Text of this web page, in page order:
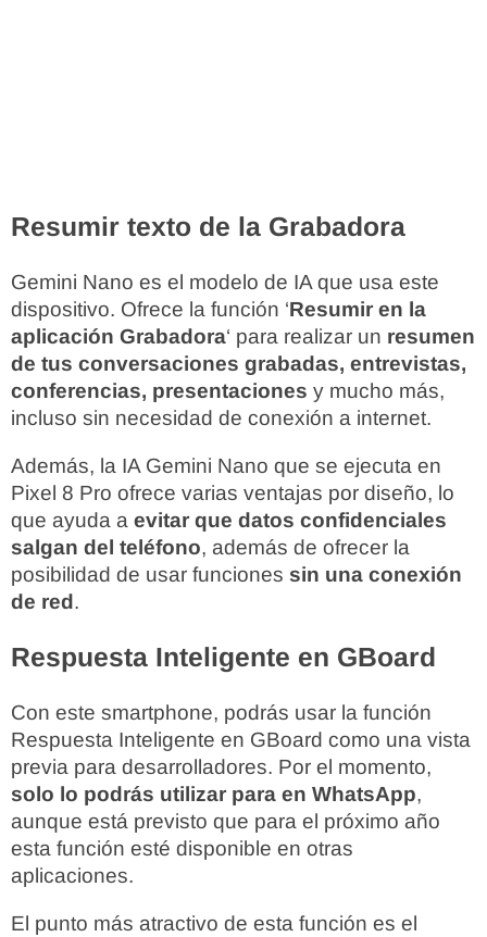
Resumir texto de la Grabadora
Gemini Nano es el modelo de IA que usa este
dispositivo. Ofrece la función ‘Resumir en la
aplicación Grabadora‘ para realizar un resumen
de tus conversaciones grabadas, entrevistas,
conferencias, presentaciones y mucho más,
incluso sin necesidad de conexión a internet.
Además, la IA Gemini Nano que se ejecuta en
Pixel 8 Pro ofrece varias ventajas por diseño, lo
que ayuda a evitar que datos confidenciales
salgan del teléfono, además de ofrecer la
posibilidad de usar funciones sin una conexión
de red.
Respuesta Inteligente en GBoard
Con este smartphone, podrás usar la función
Respuesta Inteligente en GBoard como una vista
previa para desarrolladores. Por el momento,
solo lo podrás utilizar para en WhatsApp,
aunque está previsto que para el próximo año
esta función esté disponible en otras
aplicaciones.
El punto más atractivo de esta función es el